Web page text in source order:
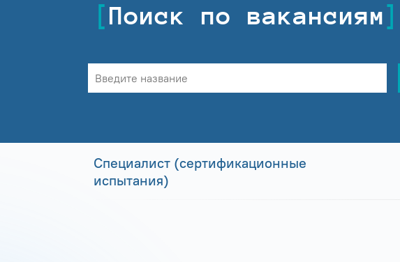
Поиск по вакансиям
Специалист (сертификационные
испытания)